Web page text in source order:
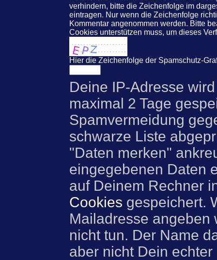
verhindern, bitte die Zeichenfolge im
eintragen. Nur wenn die Zeichenfolge
Kommentar angenommen werden. Bitte
Cookies unterstützen muss, um dieses
Hier die Zeichenfolge der Spamschutz-
Deine IP-Adresse
maximal 2 Tage
Spamvermeidung
schwarze Liste
"Daten merken"
eingegebenen Daten
auf Deinem Rechner
Cookies gespeichert.
Mailadresse angeben
nicht tun. Der Name
aber nicht Dein